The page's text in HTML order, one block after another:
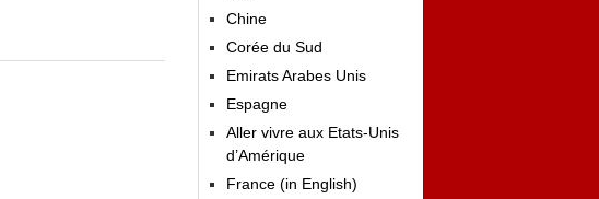
Chine
Corée du Sud
Emirats Arabes Unis
Espagne
Aller vivre aux Etats-Unis
d’Amérique
France (in English)